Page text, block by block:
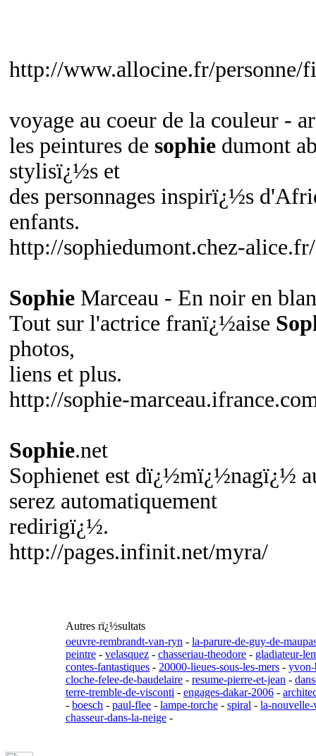
http://www.allocine.fr/personne/
voyage au coeur de la couleur -
les peintures de sophiedumont
stylisï¿½s et
des personnages inspirï¿½s
enfants.
http://sophiedumont.chez-alice.fr/
SophieMarceau - En noir en
Tout sur l'actrice franï¿½aise
photos,
liens et plus.
http://sophie-
Sophie.net
Sophienet est dï¿½mï¿½nagï¿½
serez automatiquement
redirigï¿½.
http://pages.infinit.net/myra/
Autres rï¿½sultats
oeuvre-rembrandt-van-ryn - la-parure-de-guy-de-
peintre - velasquez - chasseriau-theodore - gladiateur-
contes-fantastiques - 20000-lieues-sous-les-mers -
cloche-felee-de-baudelaire - resume-pierre-et-jean -
terre-tremble-de-visconti - engages-dakar-2006 -
- boesch - paul-flee - lampe-torche - spiral - la-nouvelle-
chasseur-dans-la-neige -